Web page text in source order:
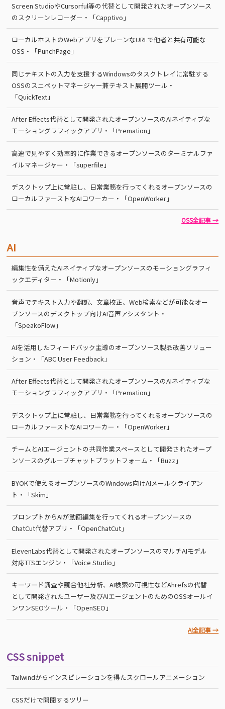
Screen StudioやCursorful等の代替として開発されたオープンソース
のスクリーンレコーダー・「Capptivo」
ローカルホストのWebアプリをプレーンなURLで他者と共有可能な
OSS・「PunchPage」
同じテキストの入力を支援するWindowsのタスクトレイに常駐する
OSSのスニペットマネージャー兼テキスト展開ツール・
「QuickText」
After Effects代替として開発されたオープンソースのAIネイティブな
モーショングラフィックアプリ・「Premation」
高速で見やすく効率的に作業できるオープンソースのターミナルファ
イルマネージャー・「superfile」
デスクトップ上に常駐し、日常業務を行ってくれるオープンソースの
ローカルファーストなAIコワーカー・「OpenWorker」
OSS全記事 →
AI
編集性を備えたAIネイティブなオープンソースのモーショングラフィ
ックエディター・「Motionly」
音声でテキスト入力や翻訳、文章校正、Web検索などが可能なオー
プンソースのデスクトップ向けAI音声アシスタント・
「SpeakoFlow」
AIを活用したフィードバック主導のオープンソース製品改善ソリュー
ション・「ABC User Feedback」
After Effects代替として開発されたオープンソースのAIネイティブな
モーショングラフィックアプリ・「Premation」
デスクトップ上に常駐し、日常業務を行ってくれるオープンソースの
ローカルファーストなAIコワーカー・「OpenWorker」
チームとAIエージェントの共同作業スペースとして開発されたオープ
ンソースのグループチャットプラットフォーム・「Buzz」
BYOKで使えるオープンソースのWindows向けAIメールクライアン
ト・「Skim」
プロンプトからAIが動画編集を行ってくれるオープンソースの
ChatCut代替アプリ・「OpenChatCut」
ElevenLabs代替として開発されたオープンソースのマルチAIモデル
対応TTSエンジン・「Voice Studio」
キーワード調査や競合他社分析、AI検索の可視性などAhrefsの代替
として開発されたユーザー及びAIエージェントのためのOSSオールイ
ンワンSEOツール・「OpenSEO」
AI全記事 →
CSS snippet
Tailwindからインスピレーションを得たスクロールアニメーション
CSSだけで開閉するツリー